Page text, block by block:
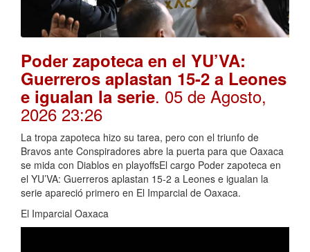
Poder zapoteca en el YU’VA:
Guerreros aplastan 15-2 a Leones
e igualan la serie. 05 de Agosto,
2026 23:26
La tropa zapoteca hizo su tarea, pero con el triunfo de
Bravos ante Conspiradores abre la puerta para que Oaxaca
se mida con Diablos en playoffsEl cargo Poder zapoteca en
el YU’VA: Guerreros aplastan 15-2 a Leones e igualan la
serie apareció primero en El Imparcial de Oaxaca.
El Imparcial Oaxaca